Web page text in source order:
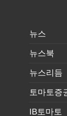
뉴스
뉴스북
뉴스리듬
토마토증
IB토마토